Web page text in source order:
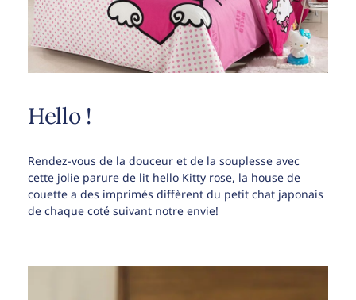
Hello !
Rendez-vous de la douceur et de la souplesse avec
cette jolie parure de lit hello Kitty rose, la house de
couette a des imprimés diffèrent du petit chat japonais
de chaque coté suivant notre envie!